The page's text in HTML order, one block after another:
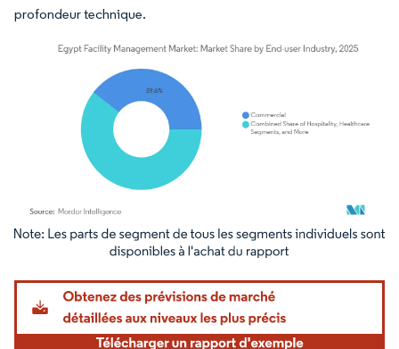
profondeur technique.
Image © Mordor Intelligence. La réutilisation nécessite une attribution sous CC BY